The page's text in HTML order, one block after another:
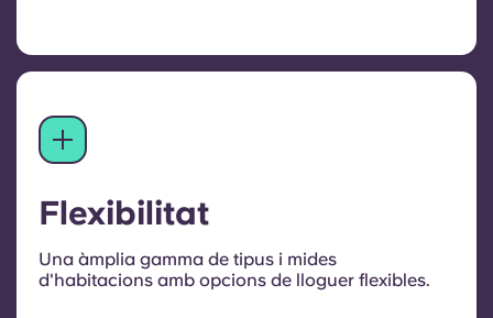
Flexibilitat
Una àmplia gamma de tipus i mides
d'habitacions amb opcions de lloguer flexibles.